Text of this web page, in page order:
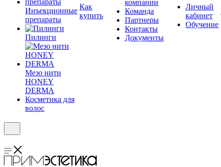
Инъекционные
препараты
Пилинги
Мезо нити
HONEY
DERMA
Косметика для
волос
Как
купить
компании
Команда
Партнеры
Контакты
Документы
Личный
кабинет
Обучение